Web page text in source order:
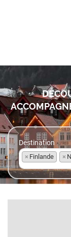
Destination
× Finlande ×